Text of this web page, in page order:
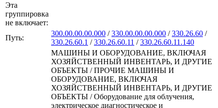
Эта
группировка
не включает:
Путь:
300.00.00.00.000 /330.00.00.00.000 /330.26.60 /
330.26.60.1 /330.26.60.11 /330.26.60.11.140
МАШИНЫ И ОБОРУДОВАНИЕ, ВКЛЮЧАЯ
ХОЗЯЙСТВЕННЫЙ ИНВЕНТАРЬ, И ДРУГИЕ
ОБЪЕКТЫ / ПРОЧИЕ МАШИНЫ И
ОБОРУДОВАНИЕ, ВКЛЮЧАЯ
ХОЗЯЙСТВЕННЫЙ ИНВЕНТАРЬ, И ДРУГИЕ
ОБЪЕКТЫ / Оборудование для облучения,
электрическое диагностическое и